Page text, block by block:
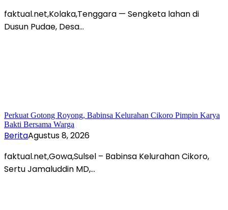
faktual.net,Kolaka,Tenggara — Sengketa lahan di
Dusun Pudae, Desa…
Perkuat Gotong Royong, Babinsa Kelurahan Cikoro Pimpin Karya
Bakti Bersama Warga
BeritaAgustus 8, 2026
faktual.net,Gowa,Sulsel – Babinsa Kelurahan Cikoro,
Sertu Jamaluddin MD,…